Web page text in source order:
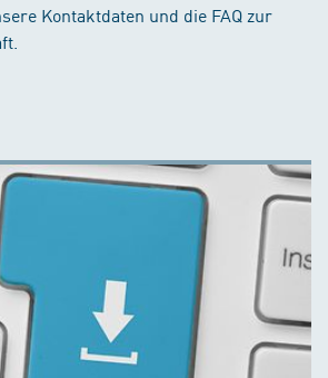
Kontaktdaten und die FAQ zur